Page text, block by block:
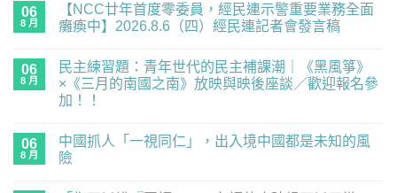
06
8 月
【NCC廿年首度零委員，經民連示警重要業務全面
癱瘓中】2026.8.6（四）經民連記者會發言稿
廿
首
度
員，
經
民
留
言
06
8 月
民主練習題：青年世代的民主補課潮｜《黑風箏》
×《三月的南國之南》放映與映後座談／歡迎報名參
加！！
主
練
習
留
言
06
8 月
中國抓人「一視同仁」，出入境中國都是未知的風
險